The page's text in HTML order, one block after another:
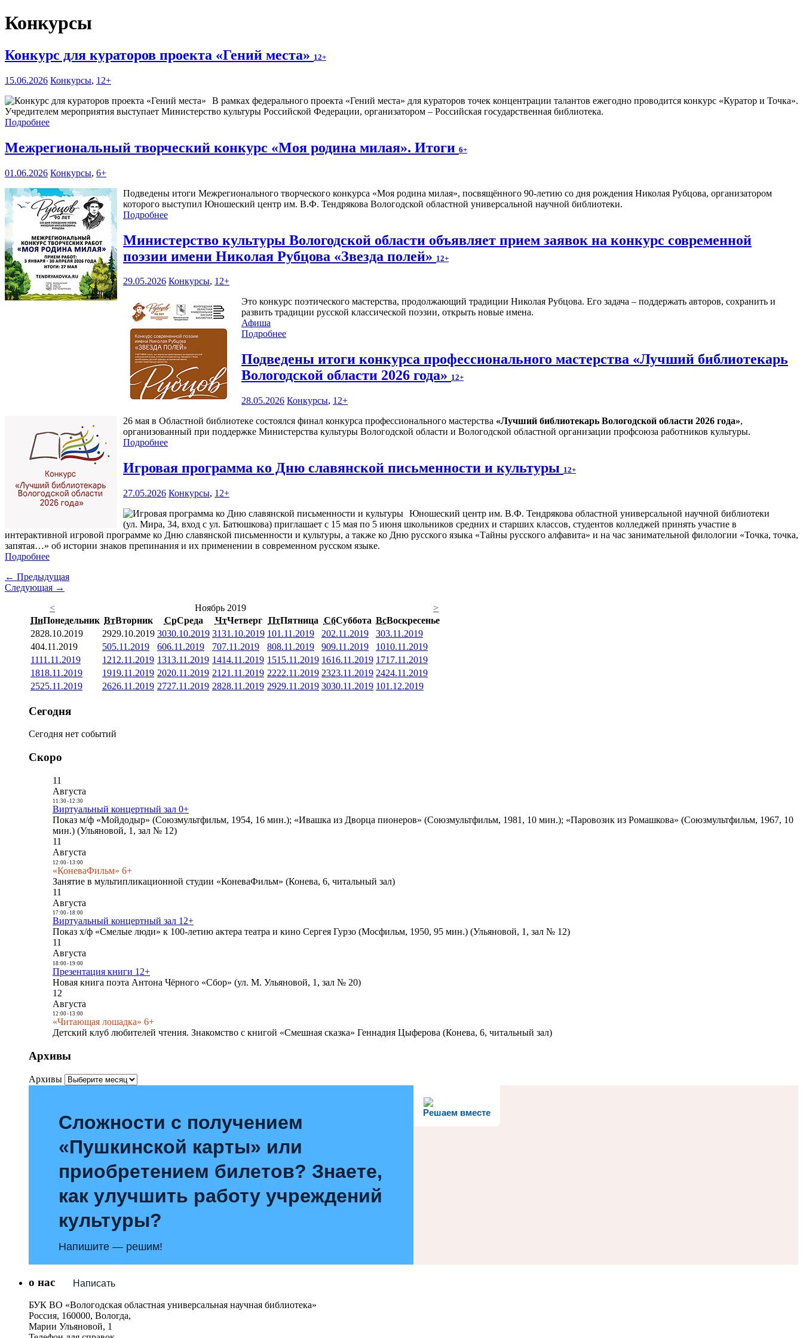
Конкурсы
Конкурс для кураторов проекта «Гений места» 12+
15.06.2026 Конкурсы, 12+
В рамках федерального проекта «Гений места» для кураторов точек концентрации талантов ежегодно проводится конкурс «Куратор и Точка».
Учредителем мероприятия выступает Министерство культуры Российской Федерации, организатором – Российская государственная библиотека.
Подробнее
Межрегиональный творческий конкурс «Моя родина милая». Итоги 6+
01.06.2026 Конкурсы, 6+
Подведены итоги Межрегионального творческого конкурса «Моя родина милая», посвящённого 90-летию со дня рождения Николая Рубцова, организатором
которого выступил Юношеский центр им. В.Ф. Тендрякова Вологодской областной универсальной научной библиотеки.
Подробнее
Министерство культуры Вологодской области объявляет прием заявок на конкурс современной
поэзии имени Николая Рубцова «Звезда полей» 12+
29.05.2026 Конкурсы, 12+
Это конкурс поэтического мастерства, продолжающий традиции Николая Рубцова. Его задача – поддержать авторов, сохранить и
развить традиции русской классической поэзии, открыть новые имена.
Афиша
Подробнее
Подведены итоги конкурса профессионального мастерства «Лучший библиотекарь
Вологодской области 2026 года» 12+
28.05.2026 Конкурсы, 12+
26 мая в Областной библиотеке состоялся финал конкурса профессионального мастерства «Лучший библиотекарь Вологодской области 2026 года»,
организованный при поддержке Министерства культуры Вологодской области и Вологодской областной организации профсоюза работников культуры.
Подробнее
Игровая программа ко Дню славянской письменности и культуры 12+
27.05.2026 Конкурсы, 12+
Юношеский центр им. В.Ф. Тендрякова областной универсальной научной библиотеки
(ул. Мира, 34, вход с ул. Батюшкова) приглашает с 15 мая по 5 июня школьников средних и старших классов, студентов колледжей принять участие в
интерактивной игровой программе ко Дню славянской письменности и культуры, а также ко Дню русского языка «Тайны русского алфавита» и на час занимательной филологии «Точка, точка,
запятая…» об истории знаков препинания и их применении в современном русском языке.
Подробнее
← Предыдущая
Следующая →
<
Ноябрь 2019
>
ПнПонедельник ВтВторник СрСреда ЧтЧетверг ПтПятница СбСуббота ВсВоскресенье
2828.10.2019 2929.10.2019 3030.10.2019 3131.10.2019 101.11.2019 202.11.2019 303.11.2019
404.11.2019 505.11.2019 606.11.2019 707.11.2019 808.11.2019 909.11.2019 1010.11.2019
1111.11.2019 1212.11.2019 1313.11.2019 1414.11.2019 1515.11.2019 1616.11.2019 1717.11.2019
1818.11.2019 1919.11.2019 2020.11.2019 21 21.11.2019 2222.11.2019 2323.11.2019 2424.11.2019
2525.11.2019 2626.11.2019 2727.11.2019 2828.11.2019 2929.11.2019 3030.11.2019 101.12.2019
Сегодня
Сегодня нет событий
Скоро
11
Августа
11:30- 12:30
Виртуальный концертный зал 0+
Показ м/ф «Мойдодыр» (Союзмультфильм, 1954, 16 мин.); «Ивашка из Дворца пионеров» (Союзмультфильм, 1981, 10 мин.); «Паровозик из Ромашкова» (Союзмультфильм, 1967, 10
мин.) (Ульяновой, 1, зал № 12)
11
Августа
12:00- 13:00
«КоневаФильм» 6+
Занятие в мультипликационной студии «КоневаФильм» (Конева, 6, читальный зал)
11
Августа
17:00- 18:00
Виртуальный концертный зал 12+
Показ х/ф «Смелые люди» к 100-летию актера театра и кино Сергея Гурзо (Мосфильм, 1950, 95 мин.) (Ульяновой, 1, зал № 12)
11
Августа
18:00- 19:00
Презентация книги 12+
Новая книга поэта Антона Чёрного «Сбор» (ул. М. Ульяновой, 1, зал № 20)
12
Августа
12:00- 13:00
«Читающая лошадка» 6+
Детский клуб любителей чтения. Знакомство с книгой «Смешная сказка» Геннадия Цыферова (Конева, 6, читальный зал)
Архивы
Архивы
Решаем вместе
Сложности с получением
«Пушкинской карты» или
приобретением билетов? Знаете,
как улучшить работу учреждений
культуры?
Напишите — решим!
Написать
о нас
БУК ВО «Вологодская областная универсальная научная библиотека»
Россия, 160000, Вологда,
Марии Ульяновой, 1